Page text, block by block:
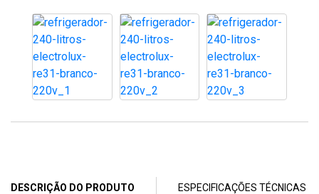
DESCRIÇÃO DO PRODUTO ESPECIFICAÇÕES TÉCNICAS